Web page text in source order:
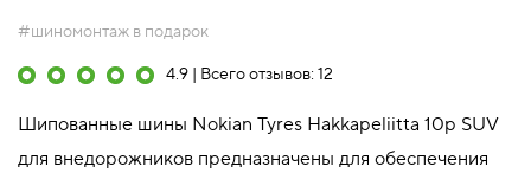
#шиномонтаж в подарок
4.9 | Всего отзывов: 12
Шипованные шины Nokian Tyres Hakkapeliitta 10p SUV
для внедорожников предназначены для обеспечения